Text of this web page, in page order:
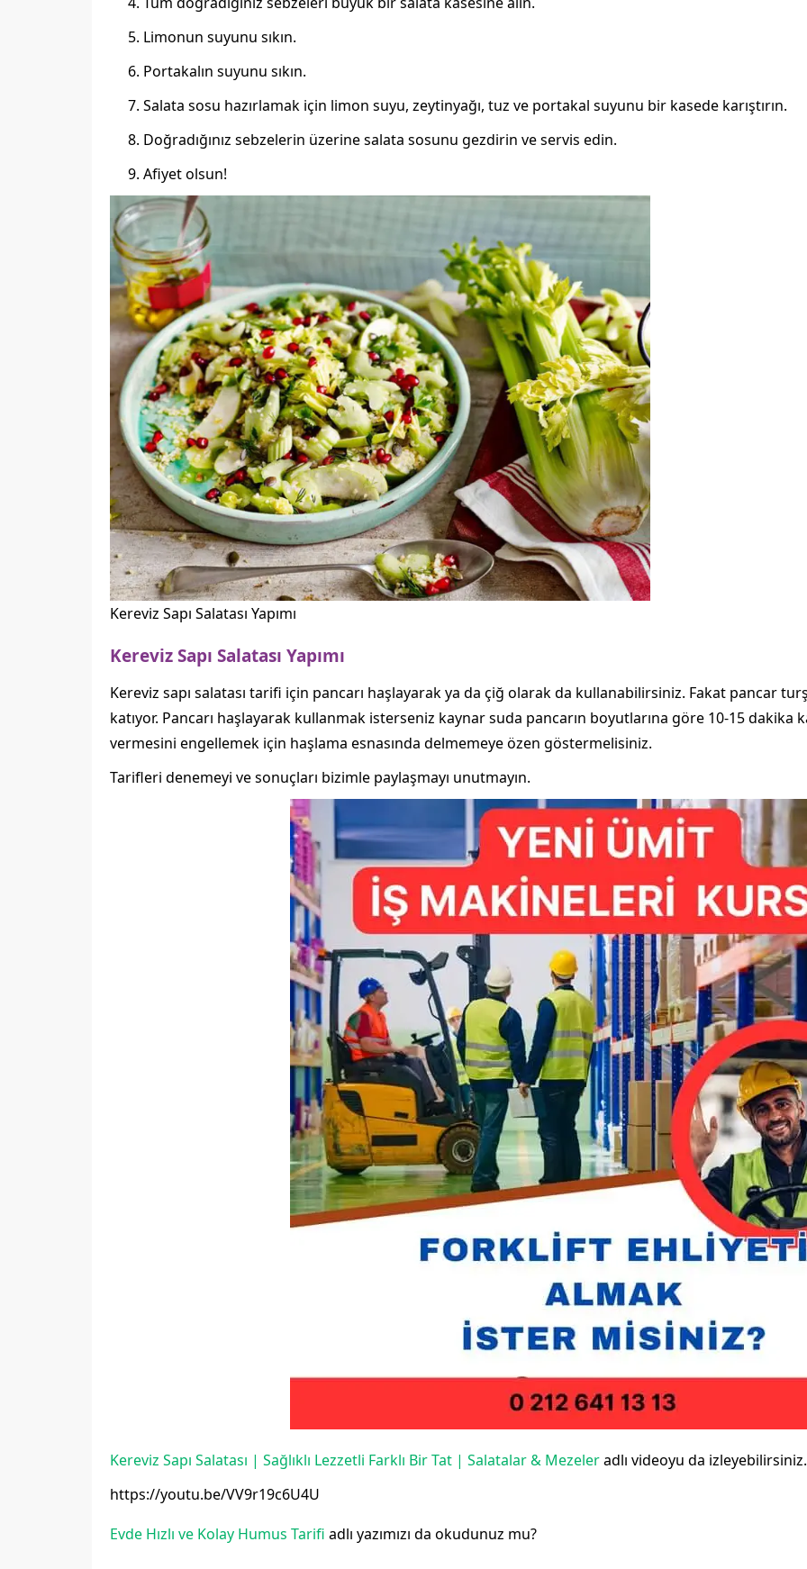
Limonun suyunu sıkın.
Portakalın suyunu sıkın.
Salata sosu hazırlamak için limon suyu, zeytinyağı, tuz ve portakal suyunu bir kasede karıştırın.
Doğradığınız sebzelerin üzerine salata sosunu gezdirin ve servis edin.
Afiyet olsun!
Kereviz Sapı Salatası Yapımı
Kereviz Sapı Salatası Yapımı
Kereviz sapı salatası tarifi için pancarı haşlayarak ya da çiğ olarak da kullanabilirsiniz. Fakat pancar
katıyor. Pancarı haşlayarak kullanmak isterseniz kaynar suda pancarın boyutlarına göre 10-15 dakika
vermesini engellemek için haşlama esnasında delmemeye özen göstermelisiniz.
Tarifleri denemeyi ve sonuçları bizimle paylaşmayı unutmayın.
Kereviz Sapı Salatası | Sağlıklı Lezzetli Farklı Bir Tat | Salatalar & Mezeleradlı videoyu da izleyebilirsiniz.
https://youtu.be/VV9r19c6U4U
Evde Hızlı ve Kolay Humus Tarifi adlı yazımızı da okudunuz mu?